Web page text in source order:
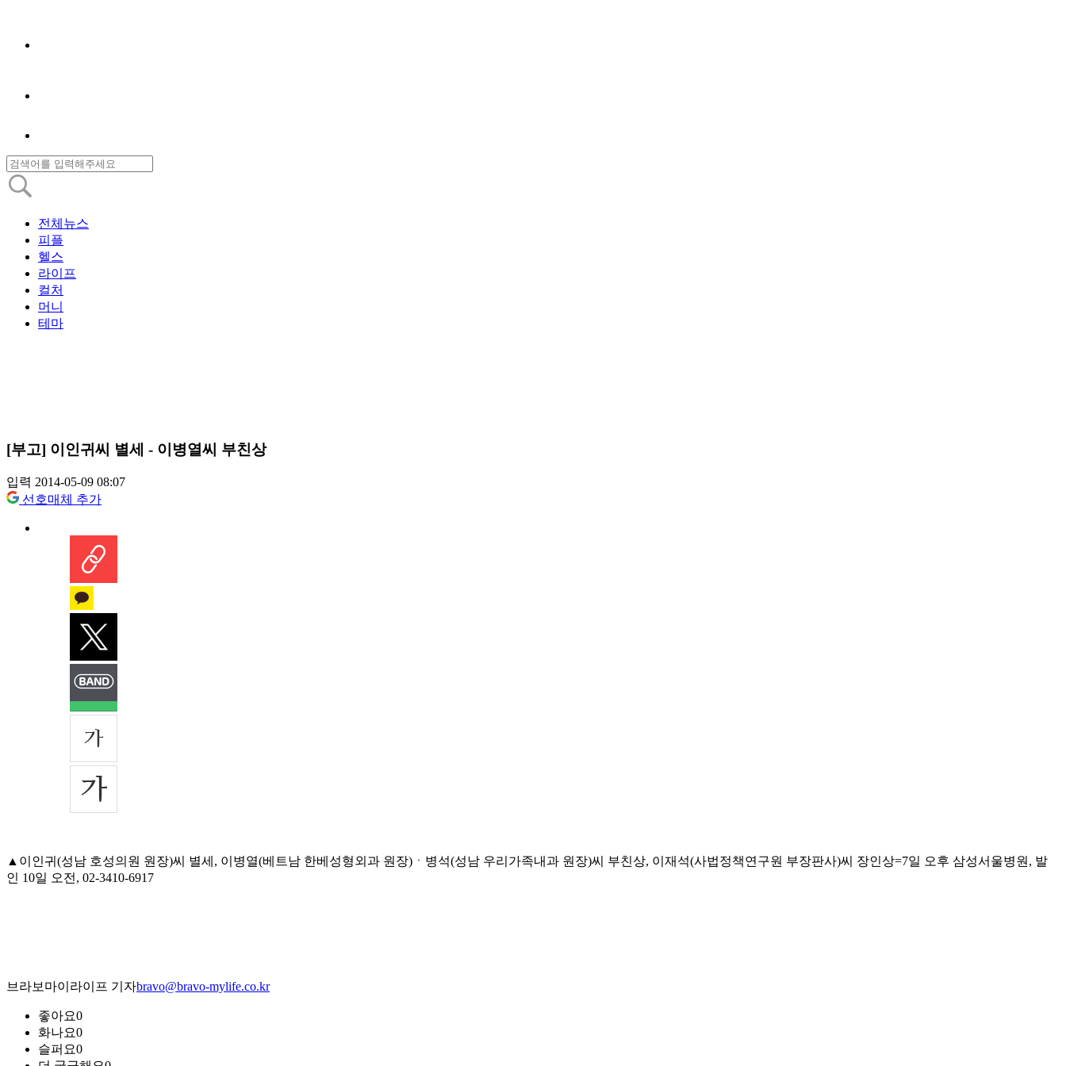
전체뉴스
피플
헬스
라이프
컬처
머니
테마
[부고] 이인귀씨 별세 - 이병열씨 부친상
입력 2014-05-09 08:07
선호매체 추가
▲이인귀(성남 호성의원 원장)씨 별세, 이병열(베트남 한베성형외과 원장)ㆍ병석(성남 우리가족내과 원장)씨 부친상, 이재석(사법정책연구원 부장판사)씨 장인상=7일 오후 삼성서울병원, 발
인 10일 오전, 02-3410-6917
브라보마이라이프 기자bravo@bravo-mylife.co.kr
좋아요0
화나요0
슬퍼요0